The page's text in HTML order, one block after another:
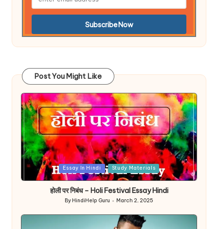
Post You Might Like
Posted
Essay In Hindi Study Materials
होली पर निबंध – Holi Festival Essay Hindi
Posted
by
By HindiHelp Guru March 2, 2025